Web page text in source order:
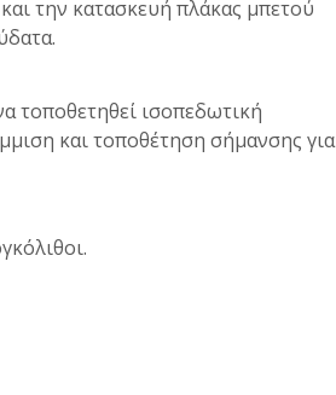
την κατασκευή πλάκας μπετού
τοποθετηθεί ισοπεδωτική
και τοποθέτηση σήμανσης για